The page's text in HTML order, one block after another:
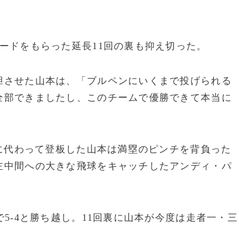
ドをもらった延長11回の裏も抑え切った。
せた山本は、「ブルペンにいくまで投げられる
できましたし、このチームで優勝できて本当に
わって登板した山本は満塁のピンチを背負った
間への大きな飛球をキャッチしたアンディ・パ
と勝ち越し。11回裏に山本が今度は走者一・三